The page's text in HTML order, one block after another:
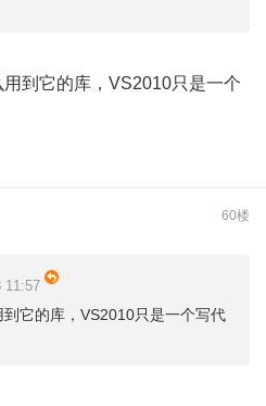
到它的库，VS2010只是一个
60楼
11:57
它的库，VS2010只是一个写代